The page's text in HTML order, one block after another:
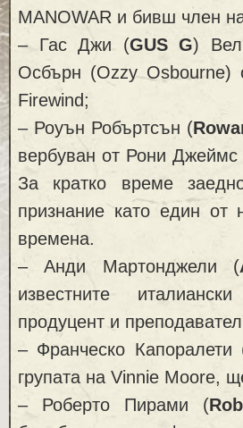
MANOWAR и бивш член
– Гас Джи (GUS G)
Осбърн (Ozzy
Firewind;
– Роуън Робъртсън (
вербуван от Рони
За кратко време
признание като един от
времена.
– Анди Мартонджели (
известните
продуцент и
– Франческо Капоралети
групата на Vinnie Moore,
– Роберто Пирами (